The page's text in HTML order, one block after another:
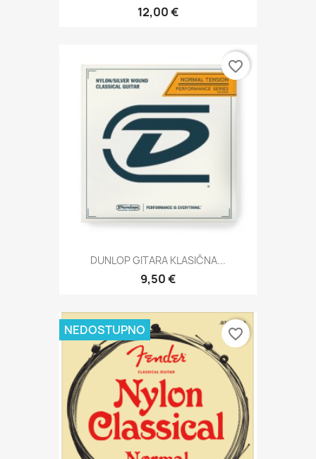
12,00 €
DUNLOP GITARA KLASIČNA...
9,50 €
favorite_border
NEDOSTUPNO favorite_border